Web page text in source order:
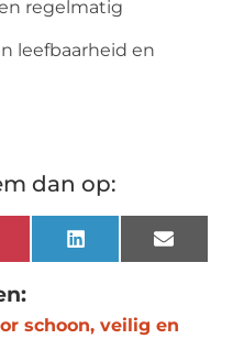
regelmatig
leefbaarheid en
dan op:
LinkedIn Email
schoon, veilig en